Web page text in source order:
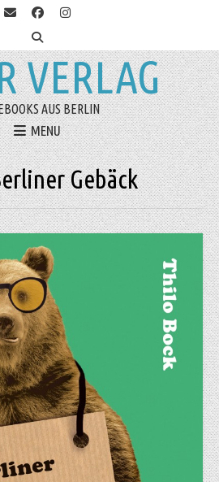
VERLAG
AUS BERLIN
MENU
Gebäck